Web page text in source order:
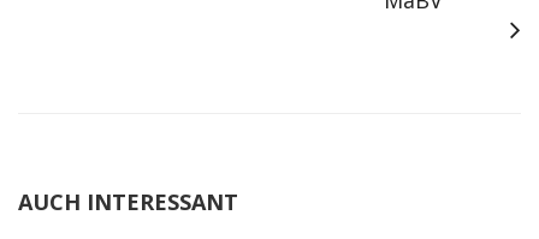
AUCH INTERESSANT